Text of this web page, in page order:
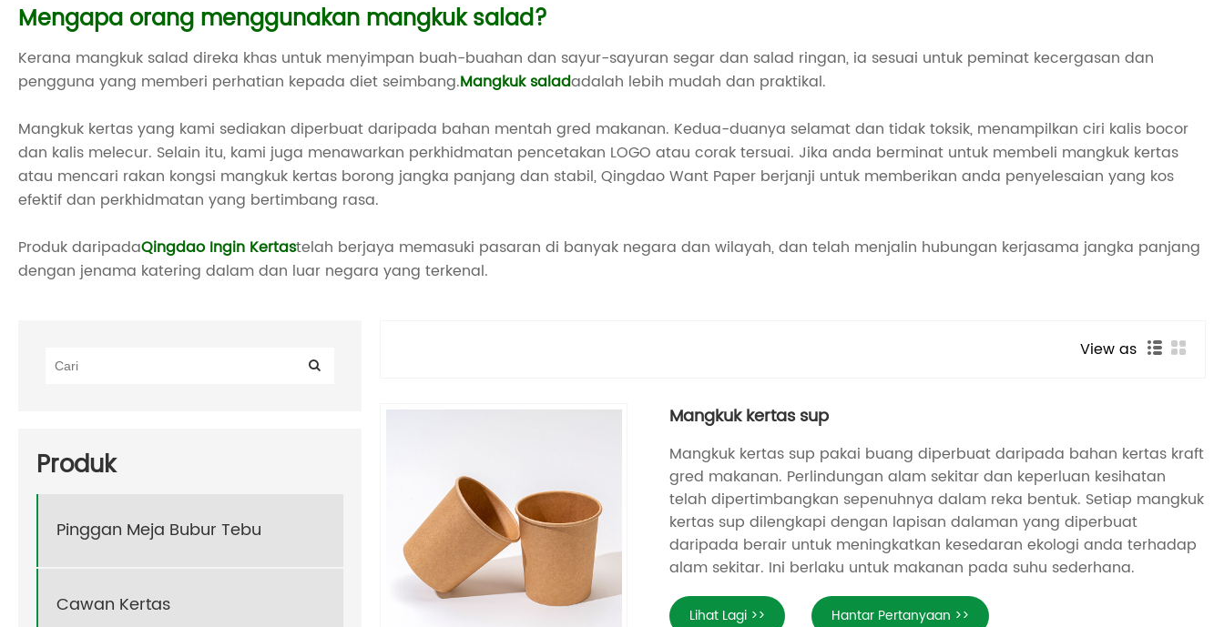
Mengapa orang menggunakan mangkuk salad?
Kerana mangkuk salad direka khas untuk menyimpan buah-buahan dan sayur-sayuran segar dan salad ringan, ia sesuai untuk peminat kecergasan dan
pengguna yang memberi perhatian kepada diet seimbang.Mangkuk saladadalah lebih mudah dan praktikal.
Mangkuk kertas yang kami sediakan diperbuat daripada bahan mentah gred makanan. Kedua-duanya selamat dan tidak toksik, menampilkan ciri kalis bocor
dan kalis melecur. Selain itu, kami juga menawarkan perkhidmatan pencetakan LOGO atau corak tersuai. Jika anda berminat untuk membeli mangkuk kertas
atau mencari rakan kongsi mangkuk kertas borong jangka panjang dan stabil, Qingdao Want Paper berjanji untuk memberikan anda penyelesaian yang kos
efektif dan perkhidmatan yang bertimbang rasa.
Produk daripadaQingdao Ingin Kertastelah berjaya memasuki pasaran di banyak negara dan wilayah, dan telah menjalin hubungan kerjasama jangka panjang
dengan jenama katering dalam dan luar negara yang terkenal.
Produk
Pinggan Meja Bubur Tebu
Cawan Kertas
View as
Mangkuk kertas sup
Mangkuk kertas sup pakai buang diperbuat daripada bahan kertas kraft
gred makanan. Perlindungan alam sekitar dan keperluan kesihatan
telah dipertimbangkan sepenuhnya dalam reka bentuk. Setiap mangkuk
kertas sup dilengkapi dengan lapisan dalaman yang diperbuat
daripada berair untuk meningkatkan kesedaran ekologi anda terhadap
alam sekitar. Ini berlaku untuk makanan pada suhu sederhana.
Lihat Lagi >> Hantar Pertanyaan >>